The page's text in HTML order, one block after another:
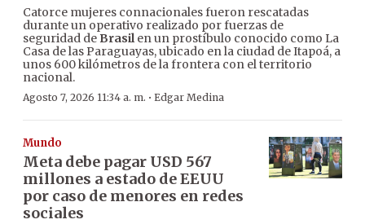
Catorce mujeres connacionales fueron rescatadas
durante un operativo realizado por fuerzas de
seguridad de Brasilen un prostíbulo conocido como La
Casa de las Paraguayas, ubicado en la ciudad de Itapoá, a
unos 600 kilómetros de la frontera con el territorio
nacional.
Agosto 7, 2026 11:34 a. m. · Edgar Medina
Mundo
Meta debe pagar USD 567
millones a estado de EEUU
por caso de menores en redes
sociales